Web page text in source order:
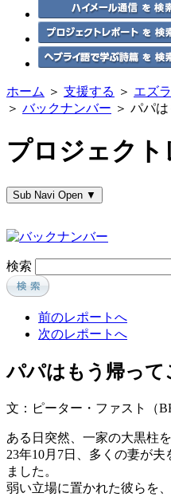
ホーム ＞ 支援する ＞ エズ
＞ バックナンバー ＞ パパ
プロジェクト
Sub Navi Open ▼
検索
前のレポートへ
次のレポートへ
パパはもう帰って
文：ピーター・ファスト（
ある日突然、一家の大黒柱
23年10月7日、多くの妻が
ました。
弱い立場に置かれた彼らを